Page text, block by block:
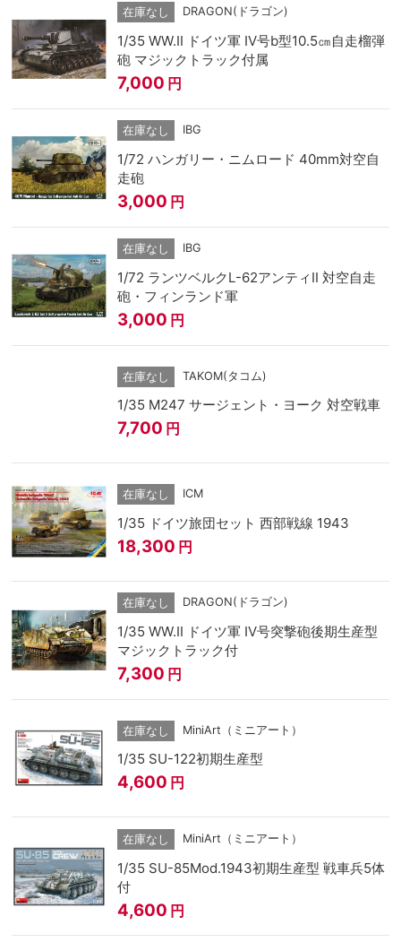
在庫なし DRAGON(ドラゴン)
1/35 WW.II ドイツ軍 IV号b型10.5㎝自走榴弾
砲 マジックトラック付属
7,000 円
在庫なし IBG
1/72 ハンガリー・ニムロード 40mm対空自
走砲
3,000 円
在庫なし IBG
1/72 ランツベルクL-62アンティII 対空自走
砲・フィンランド軍
3,000 円
在庫なし TAKOM(タコム)
1/35 M247 サージェント・ヨーク 対空戦車
7,700 円
在庫なし ICM
1/35 ドイツ旅団セット 西部戦線 1943
18,300 円
在庫なし DRAGON(ドラゴン)
1/35 WW.II ドイツ軍 IV号突撃砲後期生産型
マジックトラック付
7,300 円
在庫なし MiniArt（ミニアート）
1/35 SU-122初期生産型
4,600 円
在庫なし MiniArt（ミニアート）
1/35 SU-85Mod.1943初期生産型 戦車兵5体
付
4,600 円